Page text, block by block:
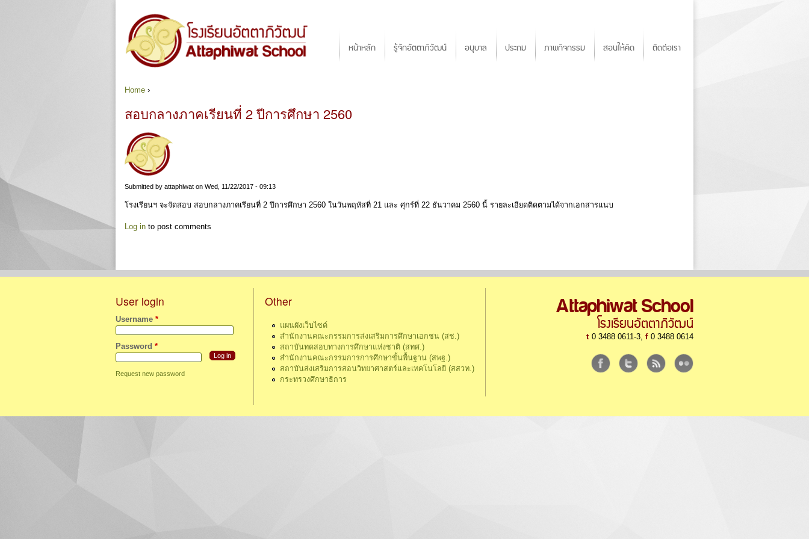
หน้าหลัก รู้จักอัตตาภิวัฒน์ อนุบาล ประถม ภาพกิจกรรม สอนให้คิด ติดต่อเรา
You are here
Home ›
สอบกลางภาคเรียนที่ 2 ปีการศึกษา 2560
Submitted by attaphiwat on Wed, 11/22/2017 - 09:13
โรงเรียนฯ จะจัดสอบ สอบกลางภาคเรียนที่ 2 ปีการศึกษา 2560 ในวันพฤหัสที่ 21 และ ศุกร์ที่ 22 ธันวาคม 2560 นี้ รายละเอียดติดตามได้จากเอกสารแนบ
Log in to post comments
User login
Username *
Password *
Request new password
Other
แผนผังเว็บไซต์
สำนักงานคณะกรรมการส่งเสริมการศึกษาเอกชน (สช.)
สถาบันทดสอบทางการศึกษาแห่งชาติ (สทศ.)
สำนักงานคณะกรรมการการศึกษาขั้นพื้นฐาน (สพฐ.)
สถาบันส่งเสริมการสอนวิทยาศาสตร์และเทคโนโลยี (สสวท.)
กระทรวงศึกษาธิการ
Attaphiwat School
โรงเรียนอัตตาภิวัฒน์
t 0 3488 0611-3, f 0 3488 0614